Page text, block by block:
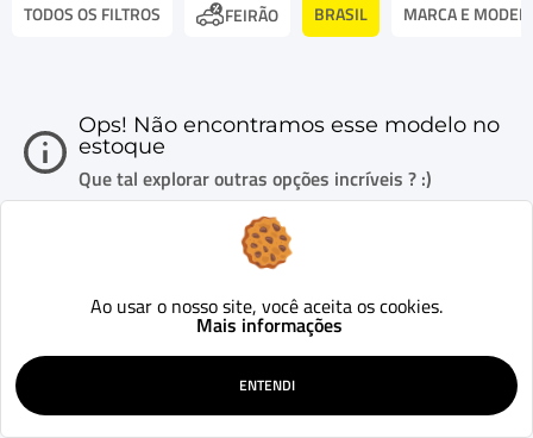
TODOS OS FILTROS FEIRÃO BRASIL MARCA E
Ops! Não encontramos esse modelo no
estoque
Que tal explorar outras opções incríveis ? :)
Ao usar o nosso site, você aceita os cookies.
Mais informações
ENTENDI